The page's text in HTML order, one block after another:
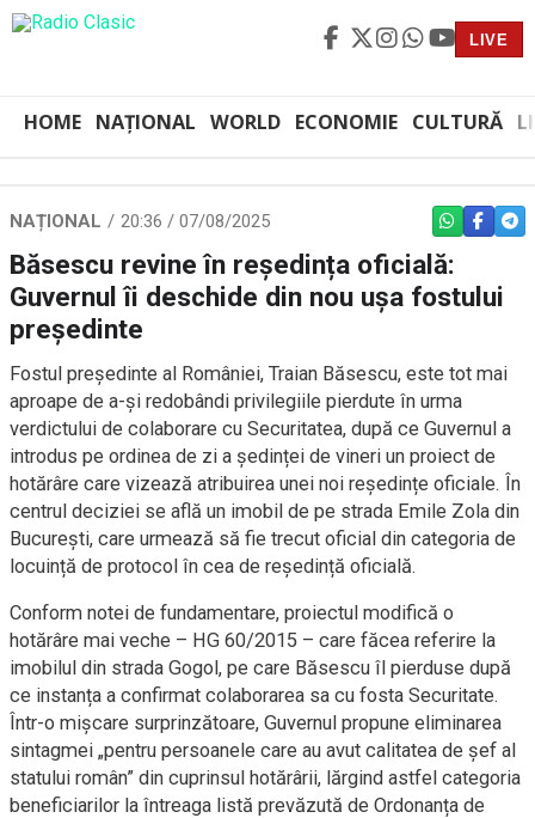
LIVE
HOME NAȚIONAL WORLD ECONOMIE CULTURĂ
NAȚIONAL 20:36 / 07/08/2025 WHATSAPP
Băsescu revine în reședința oficială:
Guvernul îi deschide din nou ușa fostului
președinte
Fostul președinte al României, Traian Băsescu, este tot mai
aproape de a-și redobândi privilegiile pierdute în urma
verdictului de colaborare cu Securitatea, după ce Guvernul a
introdus pe ordinea de zi a ședinței de vineri un proiect de
hotărâre care vizează atribuirea unei noi reședințe oficiale. În
centrul deciziei se află un imobil de pe strada Emile Zola din
București, care urmează să fie trecut oficial din categoria de
locuință de protocol în cea de reședință oficială.
Conform notei de fundamentare, proiectul modifică o
hotărâre mai veche – HG 60/2015 – care făcea referire la
imobilul din strada Gogol, pe care Băsescu îl pierduse după
ce instanța a confirmat colaborarea sa cu fosta Securitate.
Într-o mișcare surprinzătoare, Guvernul propune eliminarea
sintagmei „pentru persoanele care au avut calitatea de șef al
statului român” din cuprinsul hotărârii, lărgind astfel categoria
beneficiarilor la întreaga listă prevăzută de Ordonanța de